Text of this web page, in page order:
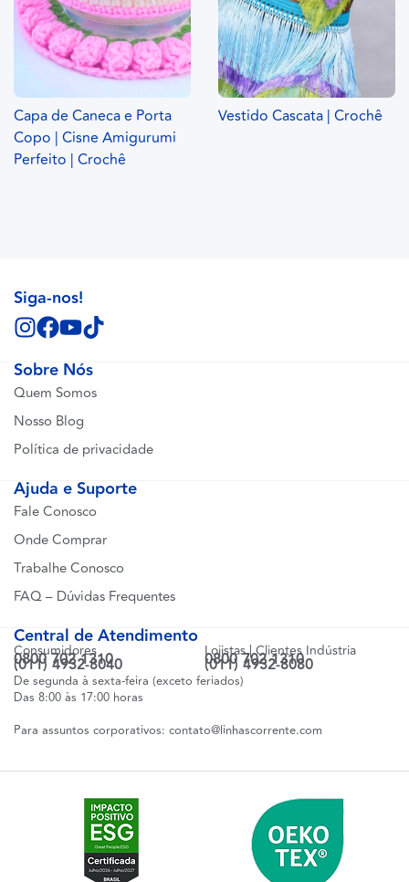
Capa de Caneca e Porta
Copo | Cisne Amigurumi
Perfeito | Crochê
Vestido Cascata | Crochê
Sobre Nós
Quem Somos
Nosso Blog
Política de privacidade
Ajuda e Suporte
Fale Conosco
Onde Comprar
Trabalhe Conosco
FAQ – Dúvidas Frequentes
Central de Atendimento
Consumidores
0800 702 1310
(011) 4932-8040
Lojistas | Clientes Indústria
0800 702 1310
(011) 4932-8080
De segunda à sexta-feira (exceto feriados)
Das 8:00 às 17:00 horas
Para assuntos corporativos: contato@linhascorrente.com
Siga-nos!